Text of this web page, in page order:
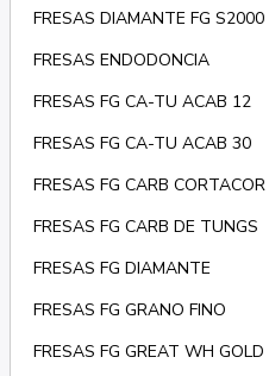
FRESAS DIAMANTE FG S2000
FRESAS ENDODONCIA
FRESAS FG CA-TU ACAB 12
FRESAS FG CA-TU ACAB 30
FRESAS FG CARB CORTACOR
FRESAS FG CARB DE TUNGS
FRESAS FG DIAMANTE
FRESAS FG GRANO FINO
FRESAS FG GREAT WH GOLD